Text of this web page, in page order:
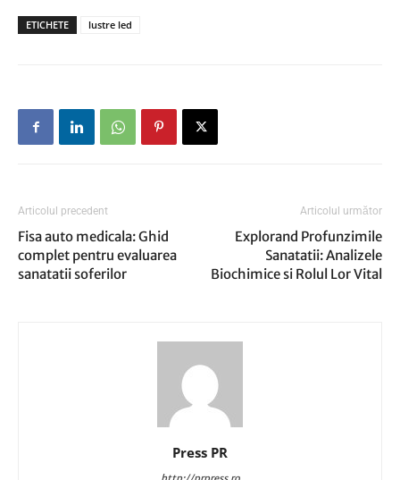
ETICHETE lustre led
Articolul precedent
Fisa auto medicala: Ghid
complet pentru evaluarea
sanatatii soferilor
Articolul următor
Explorand Profunzimile
Sanatatii: Analizele
Biochimice si Rolul Lor Vital
Press PR